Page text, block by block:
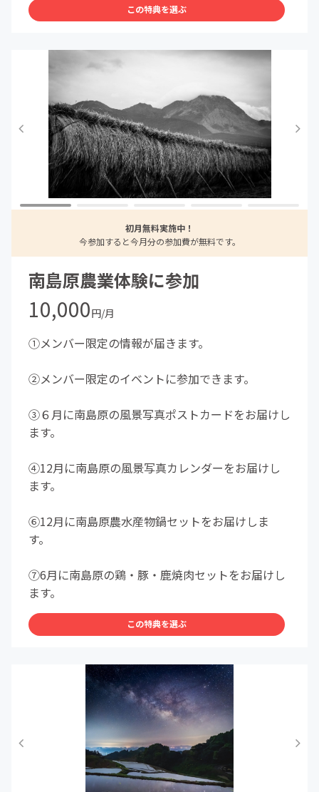
この特典を選ぶ
初月無料実施中！
今参加すると今月分の参加費が無料です。
南島原農業体験に参加
10,000円/月
①メンバー限定の情報が届きます。
②メンバー限定のイベントに参加できます。
③６月に南島原の風景写真ポストカードをお届けし
ます。
④12月に南島原の風景写真カレンダーをお届けし
ます。
⑥12月に南島原農水産物鍋セットをお届けしま
す。
⑦6月に南島原の鶏・豚・鹿焼肉セットをお届けし
ます。
この特典を選ぶ